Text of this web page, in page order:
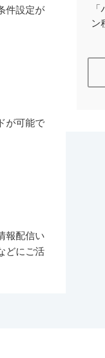
件設定が
が可能で
報配信い
どにご活
ン